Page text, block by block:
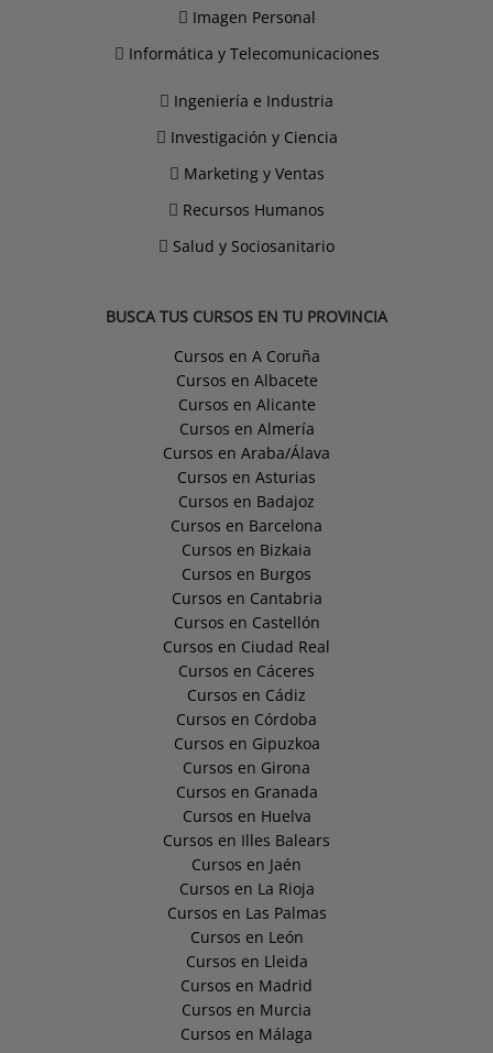
Imagen Personal
Informática y Telecomunicaciones
Ingeniería e Industria
Investigación y Ciencia
Marketing y Ventas
Recursos Humanos
Salud y Sociosanitario
BUSCA TUS CURSOS EN TU PROVINCIA
Cursos en A Coruña
Cursos en Albacete
Cursos en Alicante
Cursos en Almería
Cursos en Araba/Álava
Cursos en Asturias
Cursos en Badajoz
Cursos en Barcelona
Cursos en Bizkaia
Cursos en Burgos
Cursos en Cantabria
Cursos en Castellón
Cursos en Ciudad Real
Cursos en Cáceres
Cursos en Cádiz
Cursos en Córdoba
Cursos en Gipuzkoa
Cursos en Girona
Cursos en Granada
Cursos en Huelva
Cursos en Illes Balears
Cursos en Jaén
Cursos en La Rioja
Cursos en Las Palmas
Cursos en León
Cursos en Lleida
Cursos en Madrid
Cursos en Murcia
Cursos en Málaga